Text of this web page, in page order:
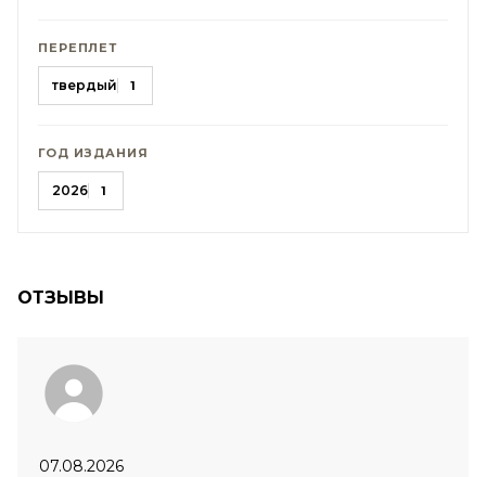
ПЕРЕПЛЕТ
твердый 1
ГОД ИЗДАНИЯ
2026 1
ОТЗЫВЫ
07.08.2026